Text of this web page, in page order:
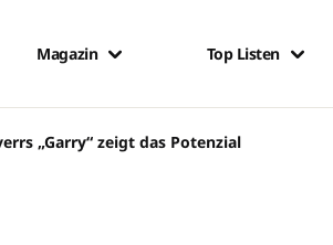
Magazin Top Listen
„Garry“ zeigt das Potenzial